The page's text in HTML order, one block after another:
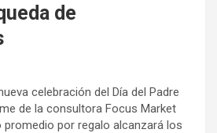
de
celebración del Día del Padre
de la consultora Focus Market
por regalo alcanzará los